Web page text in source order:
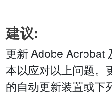
建议:
更新 Adobe Acrobat
本以应对以上问题。
的自动更新装置或下